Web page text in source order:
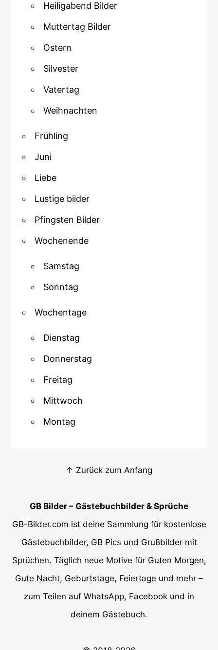
Heiligabend Bilder
Muttertag Bilder
Ostern
Silvester
Vatertag
Weihnachten
Frühling
Juni
Liebe
Lustige bilder
Pfingsten Bilder
Wochenende
Samstag
Sonntag
Wochentage
Dienstag
Donnerstag
Freitag
Mittwoch
Montag
↑ Zurück zum Anfang
GB Bilder – Gästebuchbilder & Sprüche
GB-Bilder.com ist deine Sammlung für kostenlose
Gästebuchbilder, GB Pics und Grußbilder mit
Sprüchen. Täglich neue Motive für Guten Morgen,
Gute Nacht, Geburtstage, Feiertage und mehr –
zum Teilen auf WhatsApp, Facebook und in
deinem Gästebuch.